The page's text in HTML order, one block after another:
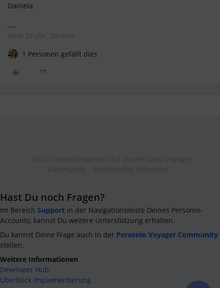
Daniela
Viele Grüße, Daniela
1 Personen gefällt dies
Hast Du noch Fragen?
Im Bereich Support in der Navigationsleiste Deines Personio-
Accounts, kannst Du weitere Unterstützung erhalten.
Du kannst Deine Frage auch in der Personio Voyager Community
stellen.
Weitere Informationen
Developer Hub
Überblick Implementierung